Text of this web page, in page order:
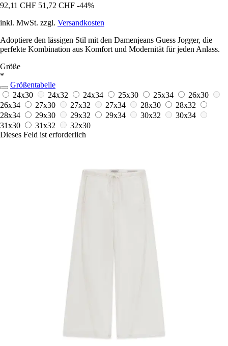
92,11 CHF 51,72 CHF -44%
inkl. MwSt. zzgl. Versandkosten
Adoptiere den lässigen Stil mit den Damenjeans Guess Jogger, die
perfekte Kombination aus Komfort und Modernität für jeden Anlass.
Größe
*
Größentabelle
24x30
24x32 24x34 25x30 25x34
26x30
26x34
27x30 27x32 27x34 28x30
28x32
28x34
29x30 29x32 29x34 30x32
30x34
31x30
31x32
32x30
Dieses Feld ist erforderlich